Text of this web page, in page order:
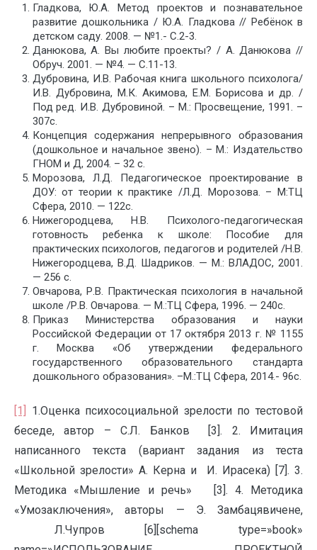
Гладкова, Ю.А. Метод проектов и познавательное
развитие дошкольника / Ю.А. Гладкова // Ребёнок в
детском саду. 2008. — №1.- С.2-3.
Данюкова, А. Вы любите проекты? / А. Данюкова //
Обруч. 2001. — №4. — С.11-13.
Дубровина, И.В. Рабочая книга школьного психолога/
И.В. Дубровина, М.К. Акимова, Е.М. Борисова и др. /
Под ред. И.В. Дубровиной. – М.: Просвещение, 1991. –
307с.
Концепция содержания непрерывного образования
(дошкольное и начальное звено). – М.: Издательство
ГНОМ и Д, 2004. – 32 с.
Морозова, Л.Д. Педагогическое проектирование в
ДОУ: от теории к практике /Л.Д. Морозова. – М:ТЦ
Сфера, 2010. — 122с.
Нижегородцева, Н.В. Психолого-педагогическая
готовность ребенка к школе: Пособие для
практических психологов, педагогов и родителей /Н.В.
Нижегородцева, В.Д. Шадриков. — М.: ВЛАДОС, 2001.
— 256 с.
Овчарова, Р.В. Практическая психология в начальной
школе /Р.В. Овчарова. — М.:ТЦ Сфера, 1996. — 240с.
Приказ Министерства образования и науки
Российской Федерации от 17 октября 2013 г. № 1155
г. Москва «Об утверждении федерального
государственного образовательного стандарта
дошкольного образования». –М.:ТЦ Сфера, 2014.- 96с.
[1]
1.Оценка психосоциальной зрелости по тестовой
беседе, автор – С.Л. Банков [3]. 2. Имитация
написанного текста (вариант задания из теста
«Школьной зрелости» А. Керна и И. Ирасека) [7]. 3.
Методика «Мышление и речь» [3]. 4. Методика
«Умозаключения», авторы — Э. Замбацявичене,
Л.Чупров [6][schema type=»book»